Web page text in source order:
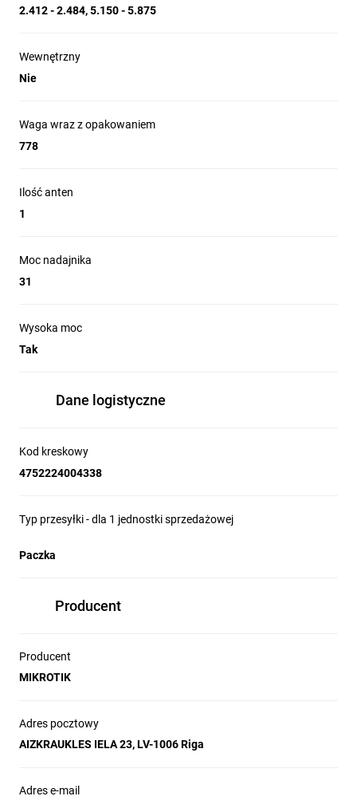
2.412 - 2.484, 5.150 - 5.875
Wewnętrzny
Nie
Waga wraz z opakowaniem
778
Ilość anten
1
Moc nadajnika
31
Wysoka moc
Tak
Dane logistyczne
Kod kreskowy
4752224004338
Typ przesyłki - dla 1 jednostki sprzedażowej
Paczka
Producent
Producent
MIKROTIK
Adres pocztowy
AIZKRAUKLES IELA 23, LV-1006 Riga
Adres e-mail